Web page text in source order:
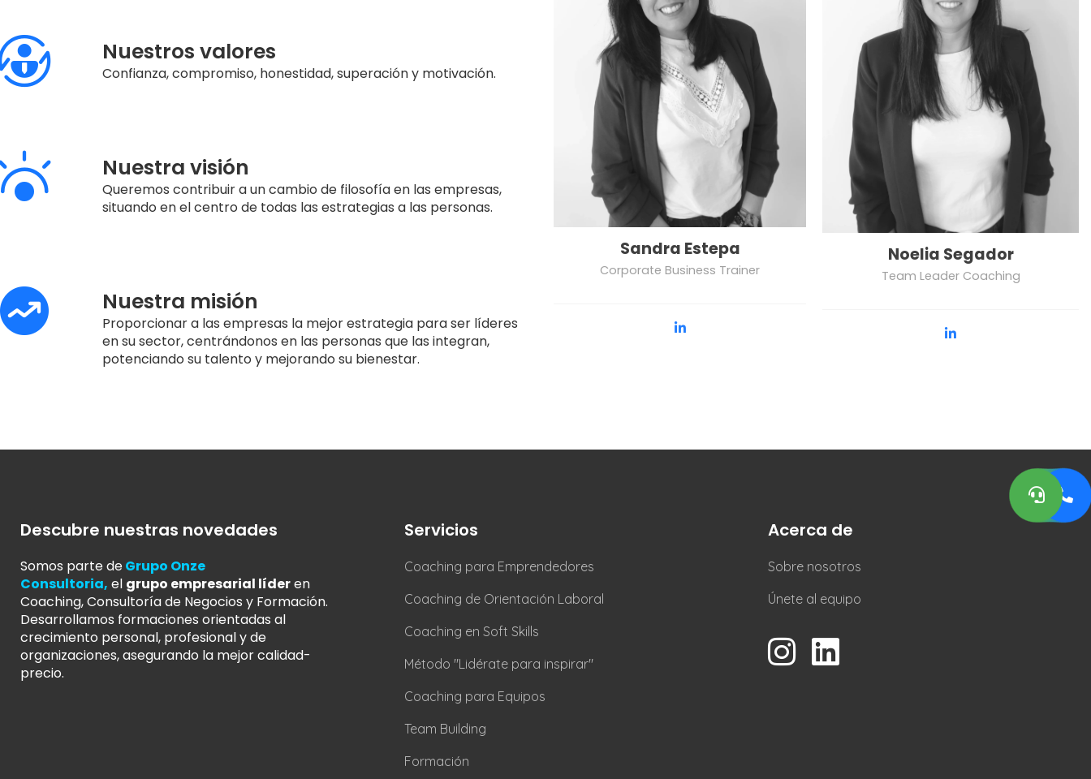
Nuestros valores
Confianza, compromiso, honestidad, superación y motivación.
Nuestra visión
Queremos contribuir a un cambio de filosofía en las empresas,
situando en el centro de todas las estrategias a las personas.
Nuestra misión
Proporcionar a las empresas la mejor estrategia para ser líderes
en su sector, centrándonos en las personas que las integran,
potenciando su talento y mejorando su bienestar.
Sandra Estepa
Corporate Business Trainer
Noelia Segador
Team Leader Coaching
Descubre nuestras novedades
Somos parte deGrupo Onze
Consultoria, el grupo empresarial líderen
Coaching, Consultoría de Negocios y Formación.
Desarrollamos formaciones orientadas al
crecimiento personal, profesional y de
organizaciones, asegurando la mejor calidad-
precio.
Servicios
Coaching para Emprendedores
Coaching de Orientación Laboral
Coaching en Soft Skills
Método "Lidérate para inspirar"
Coaching para Equipos
Team Building
Formación
Acerca de
Sobre nosotros
Únete al equipo